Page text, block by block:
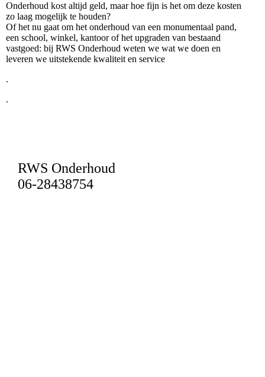
Onderhoud kost altijd geld, maar hoe fijn is het om deze kosten
zo laag mogelijk te houden?
Of het nu gaat om het onderhoud van een monumentaal pand,
een school, winkel, kantoor of het upgraden van bestaand
vastgoed: bij RWS Onderhoud weten we wat we doen en
leveren we uitstekende kwaliteit en service
.
.
RWS Onderhoud
06-28438754